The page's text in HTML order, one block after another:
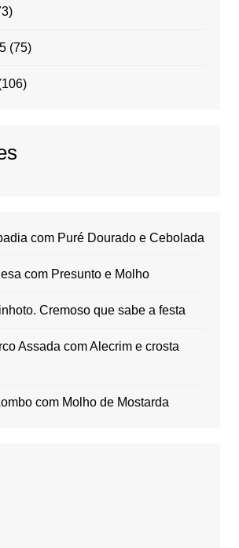
(75)
com Puré Dourado e Cebolada
com Presunto e Molho
Cremoso que sabe a festa
Assada com Alecrim e crosta
com Molho de Mostarda